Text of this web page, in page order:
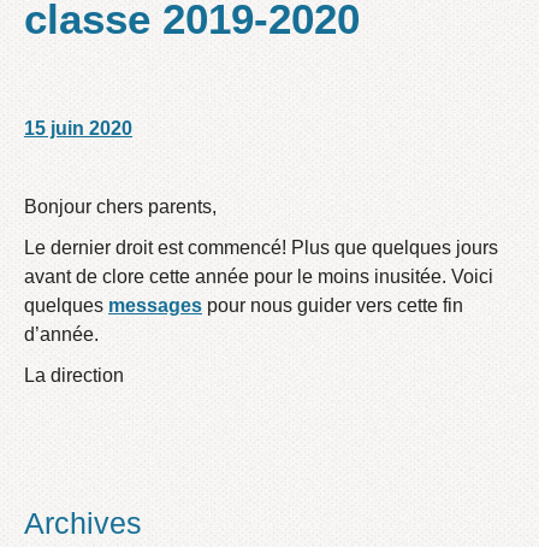
classe 2019-2020
15 juin 2020
Bonjour chers parents,
Le dernier droit est commencé! Plus que quelques jours
avant de clore cette année pour le moins inusitée. Voici
quelques messages pour nous guider vers cette fin
d’année.
La direction
Archives